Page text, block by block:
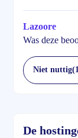
Lazoore
Was deze
Niet nuttig
De